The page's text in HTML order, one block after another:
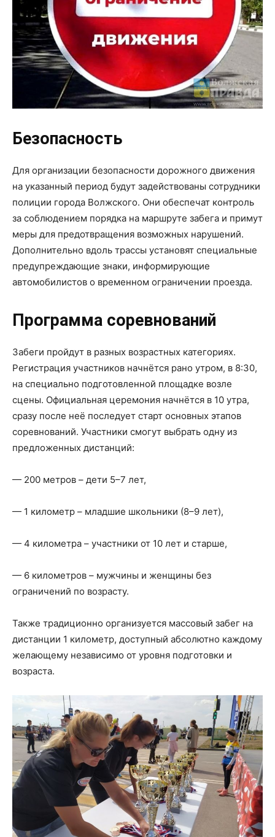
Безопасность
Для организации безопасности дорожного движения
на указанный период будут задействованы сотрудники
полиции города Волжского. Они обеспечат контроль
за соблюдением порядка на маршруте забега и примут
меры для предотвращения возможных нарушений.
Дополнительно вдоль трассы установят специальные
предупреждающие знаки, информирующие
автомобилистов о временном ограничении проезда.
Программа соревнований
Забеги пройдут в разных возрастных категориях.
Регистрация участников начнётся рано утром, в 8:30,
на специально подготовленной площадке возле
сцены. Официальная церемония начнётся в 10 утра,
сразу после неё последует старт основных этапов
соревнований. Участники смогут выбрать одну из
предложенных дистанций:
— 200 метров – дети 5–7 лет,
— 1 километр – младшие школьники (8–9 лет),
— 4 километра – участники от 10 лет и старше,
— 6 километров – мужчины и женщины без
ограничений по возрасту.
Также традиционно организуется массовый забег на
дистанции 1 километр, доступный абсолютно каждому
желающему независимо от уровня подготовки и
возраста.